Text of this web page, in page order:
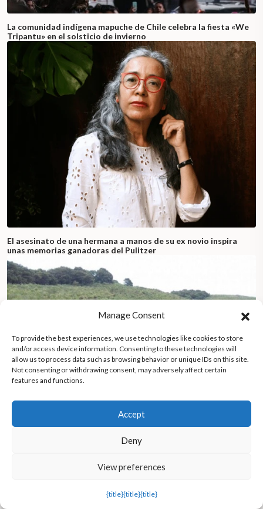
La comunidad indígena mapuche de Chile celebra la fiesta «We
Tripantu» en el solsticio de invierno
El asesinato de una hermana a manos de su ex novio inspira
unas memorias ganadoras del Pulitzer
únicos en una escuela indígena de las montañas de Tucumán
Manage Consent
To provide the best experiences, we use technologies like cookies to store
and/or access device information. Consenting to these technologies will
allow us to process data such as browsing behavior or unique IDs on this site.
Not consenting or withdrawing consent, may adversely affect certain
features and functions.
Accept
Deny
View preferences
{title}{title}{title}